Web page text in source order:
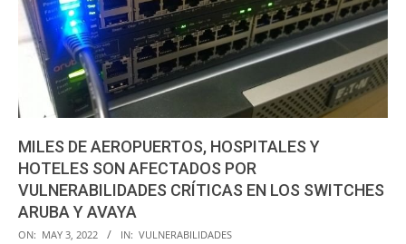
MILES DE AEROPUERTOS, HOSPITALES Y
HOTELES SON AFECTADOS POR
VULNERABILIDADES CRÍTICAS EN LOS SWITCHES
ARUBA Y AVAYA
2022-
ON: MAY 3, 2022 IN: VULNERABILIDADES